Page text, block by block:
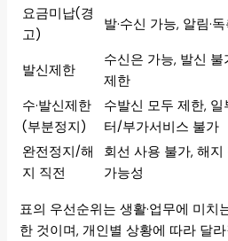
요금미납(경
고)
발·수신 가능, 알림·
발신제한
수신은 가능, 발신 불
제한
수·발신제한
(부분정지)
수발신 모두 제한, 일
터/부가서비스 불가
완전정지/해
지 직전
회선 사용 불가, 해지
가능성
표의 우선순위는 생활·업무에 미치
한 것이며, 개인별 상황에 따라 달